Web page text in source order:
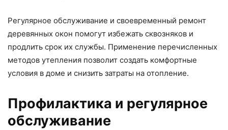
Регулярное обслуживание и своевременный ремонт
деревянных окон помогут избежать сквозняков и
продлить срок их службы. Применение перечисленных
методов утепления позволит создать комфортные
условия в доме и снизить затраты на отопление.
Профилактика и регулярное
обслуживание